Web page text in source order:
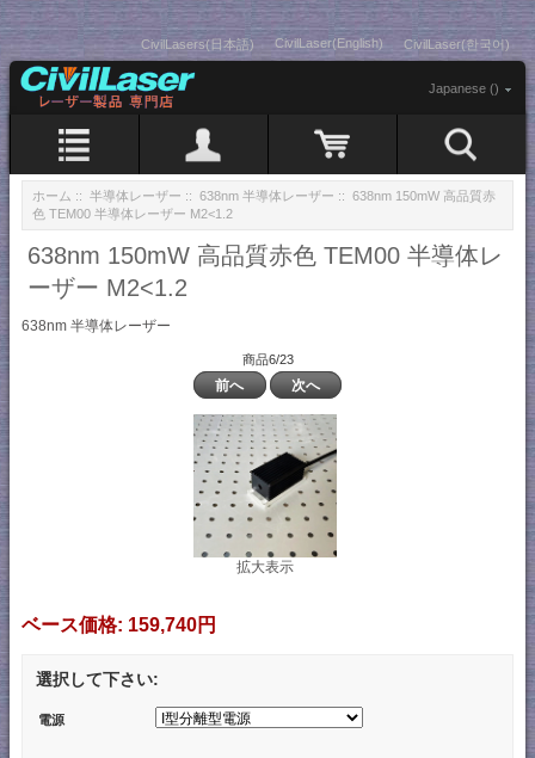
CivilLasers(日本語) CivilLaser(English) CivilLaser(한국어)
Japanese ()
ホーム :: 半導体レーザー :: 638nm 半導体レーザー :: 638nm 150mW 高品質赤
色 TEM00 半導体レーザー M2<1.2
638nm 150mW 高品質赤色 TEM00 半導体レ
ーザー M2<1.2
638nm 半導体レーザー
商品6/23
前へ 次へ
拡大表示
ベース価格: 159,740円
選択して下さい:
電源